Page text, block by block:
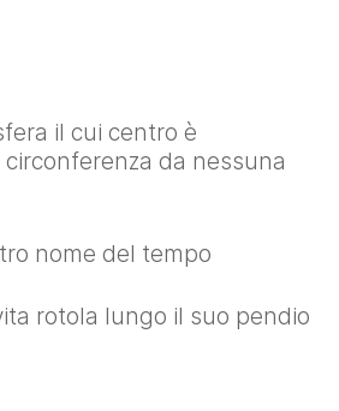
il cui centro è
da nessuna
nome del tempo
rotola lungo il suo pendio